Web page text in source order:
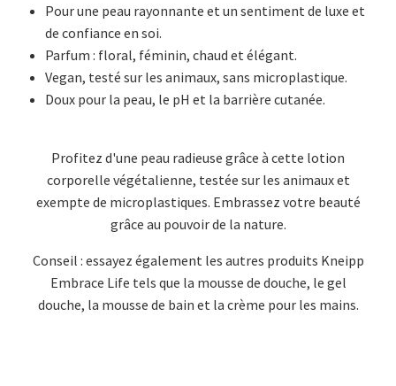
Pour une peau rayonnante et un sentiment de luxe et
de confiance en soi.
Parfum : floral, féminin, chaud et élégant.
Vegan, testé sur les animaux, sans microplastique.
Doux pour la peau, le pH et la barrière cutanée.
Profitez d'une peau radieuse grâce à cette lotion
corporelle végétalienne, testée sur les animaux et
exempte de microplastiques. Embrassez votre beauté
grâce au pouvoir de la nature.
Conseil : essayez également les autres produits Kneipp
Embrace Life tels que la mousse de douche, le gel
douche, la mousse de bain et la crème pour les mains.